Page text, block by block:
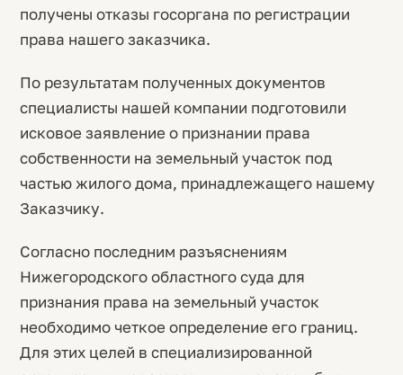
получены отказы госоргана по регистрации
права нашего заказчика.
По результатам полученных документов
специалисты нашей компании подготовили
исковое заявление о признании права
собственности на земельный участок под
частью жилого дома, принадлежащего нашему
Заказчику.
Согласно последним разъяснениям
Нижегородского областного суда для
признания права на земельный участок
необходимо четкое определение его границ.
Для этих целей в специализированной